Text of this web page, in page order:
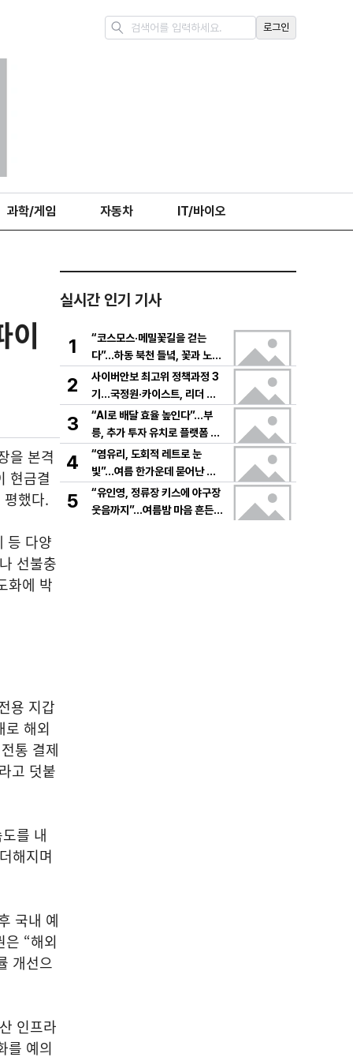
로그인
과학/게임 자동차 IT/바이오
이
을 본격
현금결
했다.
등 다양
선불충
화에 박
용 지갑
로 해외
통 결제
고 덧붙
를 내
해지며
국내 예
“해외
개선으
인프라
를 예의
실시간 인기 기사
1
“코스모스·메밀꽃길을 걷는
다”…하동 북천 들녘, 꽃과 노래
로 물드는 가을의 하루
2
사이버안보 최고위 정책과정 3
기…국정원·카이스트, 리더 안
보역량 키운다
3
“AI로 배달 효율 높인다”…부
릉, 추가 투자 유치로 플랫폼 혁
신 가속
4
“염유리, 도회적 레트로 눈
빛”…여름 한가운데 묻어난 자
유의 감각→팬들 궁금증 증폭
5
“유인영, 정류장 키스에 야구장
웃음까지”…여름밤 마음 흔든